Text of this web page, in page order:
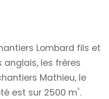
Lombard fils et
anglais, les frères
Mathieu, le
est sur 2500 m².